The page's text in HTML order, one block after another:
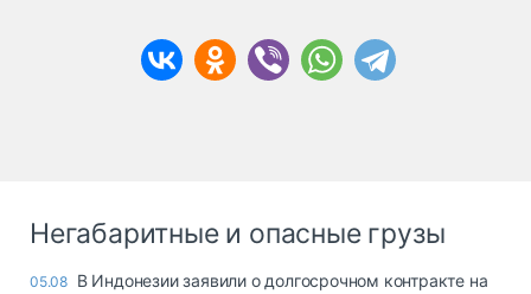
Негабаритные и опасные грузы
05.08 В Индонезии заявили о долгосрочном контракте на